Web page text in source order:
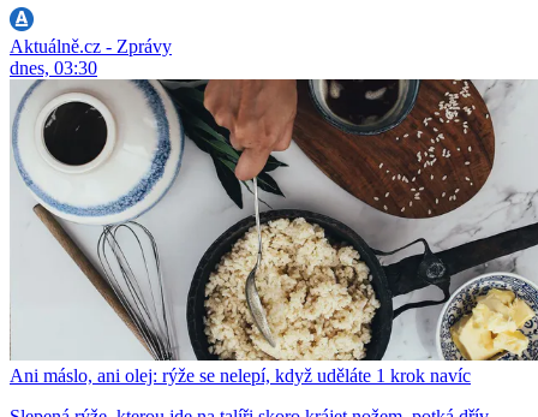
Aktuálně.cz - Zprávy
dnes, 03:30
Ani máslo, ani olej: rýže se nelepí, když uděláte 1 krok navíc